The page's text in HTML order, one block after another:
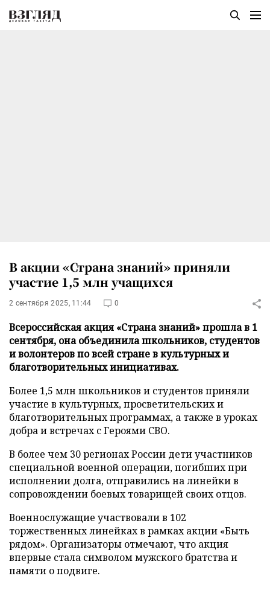
В акции «Страна знаний» приняли
участие 1,5 млн учащихся
2 сентября 2025, 11:44 0
Всероссийская акция «Страна знаний» прошла в 1
сентября, она объединила школьников, студентов
и волонтеров по всей стране в культурных и
благотворительных инициативах.
Более 1,5 млн школьников и студентов приняли
участие в культурных, просветительских и
благотворительных программах, а также в уроках
добра и встречах с Героями СВО.
В более чем 30 регионах России дети участников
специальной военной операции, погибших при
исполнении долга, отправились на линейки в
сопровождении боевых товарищей своих отцов.
Военнослужащие участвовали в 102
торжественных линейках в рамках акции «Быть
рядом». Организаторы отмечают, что акция
впервые стала символом мужского братства и
памяти о подвиге.